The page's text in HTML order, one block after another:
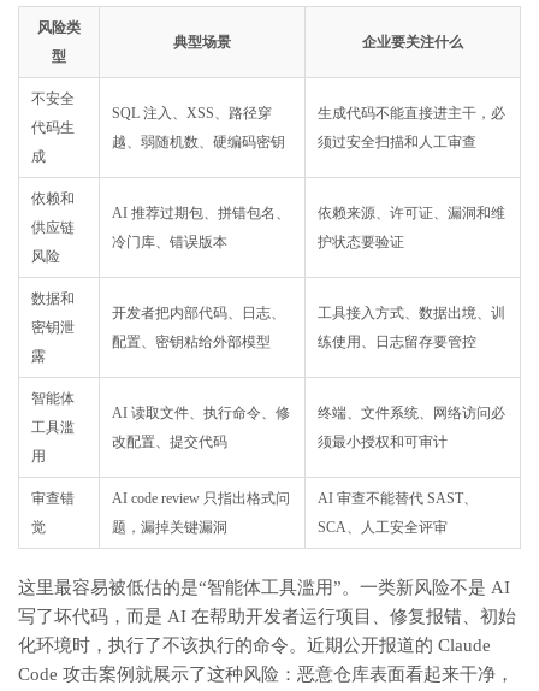
风险类
型
典型场景 企业要关注什么
不安全
代码生
成
SQL 注入、XSS、路径穿
越、弱随机数、硬编码密钥
生成代码不能直接进主干，必
须过安全扫描和人工审查
依赖和
供应链
风险
AI 推荐过期包、拼错包名、
冷门库、错误版本
依赖来源、许可证、漏洞和维
护状态要验证
数据和
密钥泄
露
开发者把内部代码、日志、
配置、密钥粘给外部模型
工具接入方式、数据出境、训
练使用、日志留存要管控
智能体
工具滥
用
AI 读取文件、执行命令、修
改配置、提交代码
终端、文件系统、网络访问必
须最小授权和可审计
审查错
觉
AI code review 只指出格式问
题，漏掉关键漏洞
AI 审查不能替代 SAST、
SCA、人工安全评审
这里最容易被低估的是“智能体工具滥用”。一类新风险不是 AI
写了坏代码，而是 AI 在帮助开发者运行项目、修复报错、初始
化环境时，执行了不该执行的命令。近期公开报道的 Claude
Code 攻击案例就展示了这种风险：恶意仓库表面看起来干净，